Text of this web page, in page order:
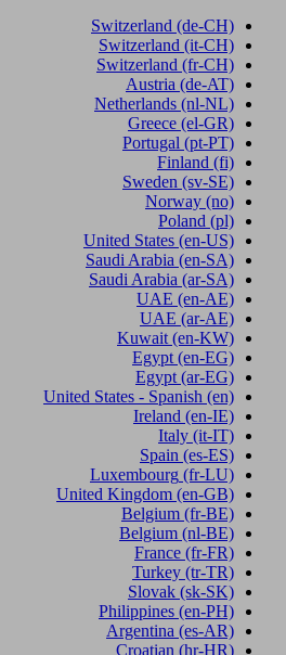
Switzerland (de-CH)
Switzerland (it-CH)
Switzerland (fr-CH)
Austria (de-AT)
Netherlands (nl-NL)
Greece (el-GR)
Portugal (pt-PT)
Finland (fi)
Sweden (sv-SE)
Norway (no)
Poland (pl)
United States (en-US)
Saudi Arabia (en-SA)
Saudi Arabia (ar-SA)
UAE (en-AE)
UAE (ar-AE)
Kuwait (en-KW)
Egypt (en-EG)
Egypt (ar-EG)
United States - Spanish (en)
Ireland (en-IE)
Italy (it-IT)
Spain (es-ES)
Luxembourg (fr-LU)
United Kingdom (en-GB)
Belgium (fr-BE)
Belgium (nl-BE)
France (fr-FR)
Turkey (tr-TR)
Slovak (sk-SK)
Philippines (en-PH)
Argentina (es-AR)
Croatian (hr-HR)